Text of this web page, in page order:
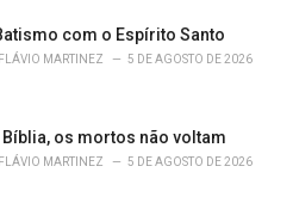
com o Espírito Santo
MARTINEZ 5 DE AGOSTO DE 2026
os mortos não voltam
MARTINEZ 5 DE AGOSTO DE 2026